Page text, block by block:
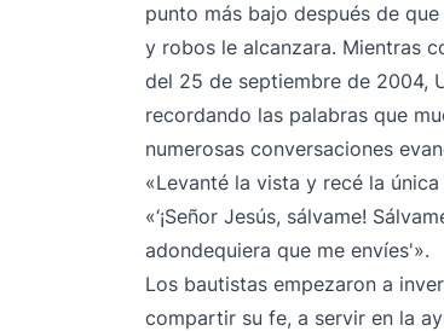
punto más bajo después de
y robos le alcanzara. Mientras
del 25 de septiembre de 2004,
recordando las palabras que
numerosas conversaciones
«Levanté la vista y recé la
«‘¡Señor Jesús, sálvame!
adondequiera que me envíes'».
Los bautistas empezaron a
compartir su fe, a servir en la